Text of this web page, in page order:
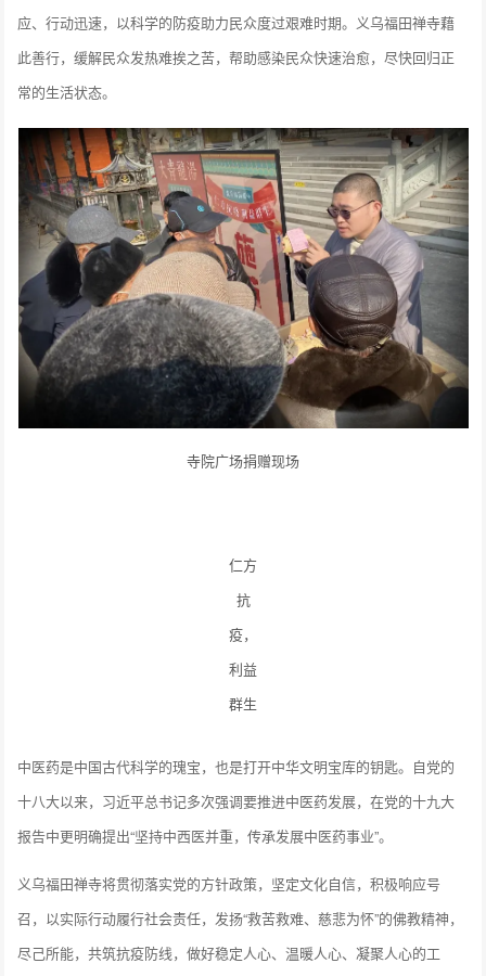
应、行动迅速，以科学的防疫助力民众度过艰难时期。义乌福田禅寺藉
此善行，缓解民众发热难挨之苦，帮助感染民众快速治愈，尽快回归正
常的生活状态。
寺院广场捐赠现场
仁方
抗
疫，
利益
群生
中医药是中国古代科学的瑰宝，也是打开中华文明宝库的钥匙。自党的
十八大以来，习近平总书记多次强调要推进中医药发展，在党的十九大
报告中更明确提出“坚持中西医并重，传承发展中医药事业”。
义乌福田禅寺将贯彻落实党的方针政策，坚定文化自信，积极响应号
召，以实际行动履行社会责任，发扬“救苦救难、慈悲为怀”的佛教精神，
尽己所能，共筑抗疫防线，做好稳定人心、温暖人心、凝聚人心的工